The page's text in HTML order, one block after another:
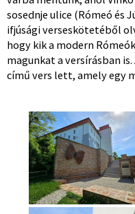
sosednje ulice (Rómeó és
ifjúsági verseskötetéből
hogy kik a modern
magunkat a versírásban
című vers lett, amely egy